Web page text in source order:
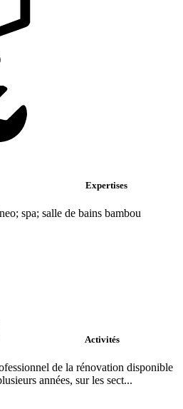
Expertises
spa; salle de bains bambou
Activités
de la rénovation disponible
années, sur les sect...